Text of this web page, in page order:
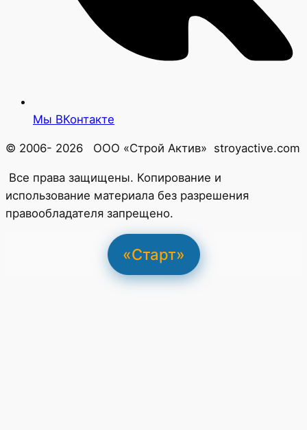
Мы ВКонтакте
© 2006- 2026 ООО «Строй Актив» stroyactive.com
Все права защищены. Копирование и
использование материала без разрешения
правообладателя запрещено.
«Старт»